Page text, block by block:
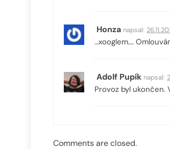
Honza napsal:
…xooglem….
Adolf Pupík napsal:
Provoz byl ukončen.
Comments are closed.